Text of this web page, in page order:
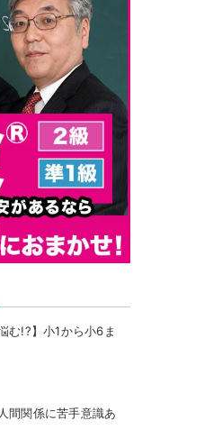
む!?】小1から小6ま
間関係に苦手意識あ